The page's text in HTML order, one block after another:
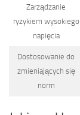
Zarządzanie
ryzykiem wysokiego
napięcia
Dostosowanie do
zmieniających się
norm